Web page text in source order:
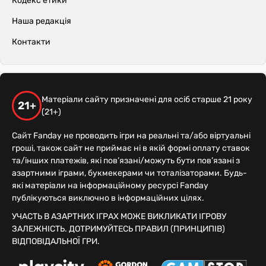
Наша редакція
Контакти
21+
Матеріали сайту призначені для осіб старше 21 року
(21+)
Сайт Fanday не проводить ігри на реальні та/або віртуальні
гроші, також сайт не приймає ні в якій формі оплату ставок
та/інших платежів, які пов’язані/можуть бути пов’язані з
азартними іграми, букмекерами чи тоталізаторами. Будь-
які матеріали на інформаційному ресурсі Fanday
публікуються виключно в інформаційних цілях.
УЧАСТЬ В АЗАРТНИХ ІГРАХ МОЖЕ ВИКЛИКАТИ ІГРОВУ
ЗАЛЕЖНІСТЬ. ДОТРИМУЙТЕСЬ ПРАВИЛ (ПРИНЦИПІВ)
ВІДПОВІДАЛЬНОЇ ГРИ.